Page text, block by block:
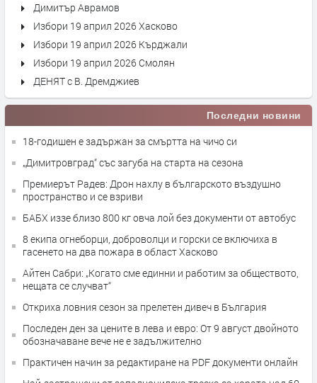
Димитър Аврамов
Избори 19 април 2026 Хасково
Избори 19 април 2026 Кърджали
Избори 19 април 2026 Смолян
ДЕНЯТ с В. Дремджиев
Последни новини
18-годишен е задържан за смъртта на чичо си
„Димитровград“ със загуба на старта на сезона
Премиерът Радев: Дрон нахлу в българското въздушно
пространство и се взриви
БАБХ иззе близо 800 кг овча лой без документи от автобус
8 екипа огнеборци, доброволци и горски се включиха в
гасенето на два пожара в област Хасково
Айтен Сабри: „Когато сме единни и работим за обществото,
нещата се случват“
Откриха ловния сезон за прелетен дивеч в България
Последен ден за цените в лева и евро: От 9 август двойното
обозначаване вече не е задължително
Практичен начин за редактиране на PDF документи онлайн